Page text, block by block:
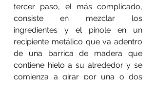
tercer paso, el más complicado,
consiste en mezclar los
ingredientes y el pinole en un
recipiente metálico que va adentro
de una barrica de madera que
contiene hielo a su alrededor y se
comienza a girar por una o dos